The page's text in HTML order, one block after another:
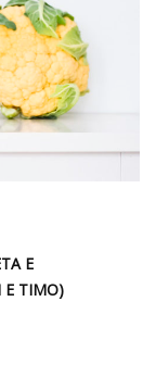
E
E TIMO)